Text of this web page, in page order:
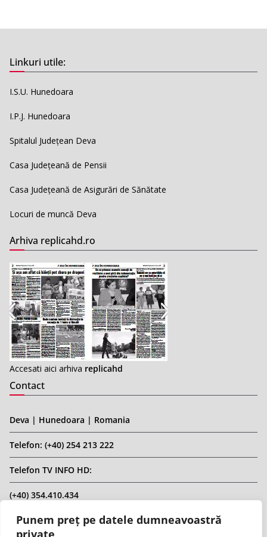
Punem preț pe datele dumneavoastră
private
Linkuri utile:
I.S.U. Hunedoara
I.P.J. Hunedoara
Spitalul Județean Deva
Casa Județeană de Pensii
Casa Județeană de Asigurări de Sănătate
Locuri de muncă Deva
Arhiva replicahd.ro
Accesati aici arhiva replicahd
Contact
Deva | Hunedoara | Romania
Telefon: (+40) 254 213 222
Telefon TV INFO HD:
(+40) 354.410.434
Email: infohd20@gmail.com